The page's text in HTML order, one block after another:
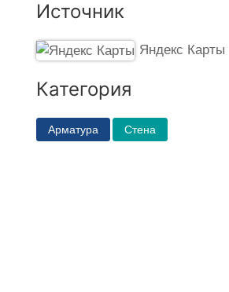
Источник
Яндекс Карты
Категория
Арматура Стена